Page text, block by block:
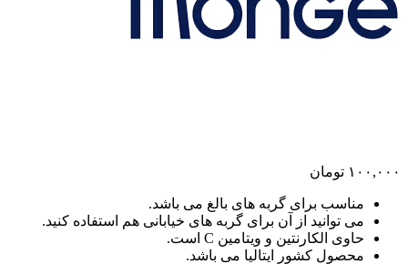
۱۰۰,۰۰۰ تومان
مناسب برای گربه های بالغ می باشد.
می توانید از آن برای گربه های خیابانی هم استفاده کنید.
حاوی الکارنتین و ویتامین C است.
محصول کشور ایتالیا می باشد.